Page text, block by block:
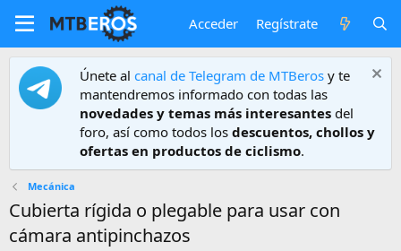
Acceder Regístrate
Únete al canal de Telegram de MTBeros y te
mantendremos informado con todas las
novedades y temas más interesantes del
foro, así como todos los descuentos, chollos y
ofertas en productos de ciclismo.
Mecánica
Cubierta rígida o plegable para usar con
cámara antipinchazos